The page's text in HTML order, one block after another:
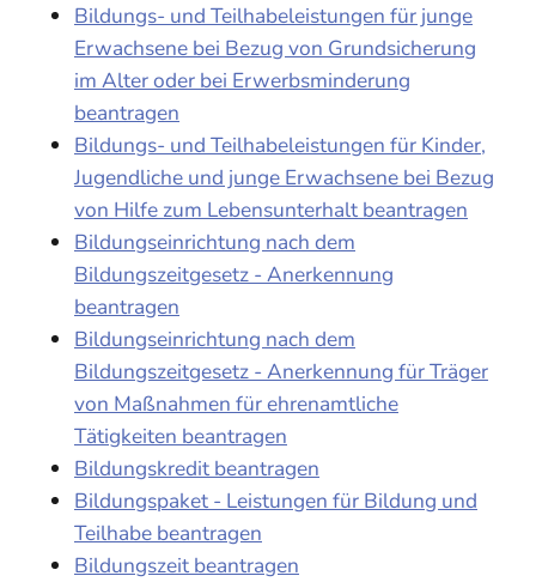
Bildungs- und Teilhabeleistungen für junge
Erwachsene bei Bezug von Grundsicherung
im Alter oder bei Erwerbsminderung
beantragen
Bildungs- und Teilhabeleistungen für Kinder,
Jugendliche und junge Erwachsene bei Bezug
von Hilfe zum Lebensunterhalt beantragen
Bildungseinrichtung nach dem
Bildungszeitgesetz - Anerkennung
beantragen
Bildungseinrichtung nach dem
Bildungszeitgesetz - Anerkennung für Träger
von Maßnahmen für ehrenamtliche
Tätigkeiten beantragen
Bildungskredit beantragen
Bildungspaket - Leistungen für Bildung und
Teilhabe beantragen
Bildungszeit beantragen